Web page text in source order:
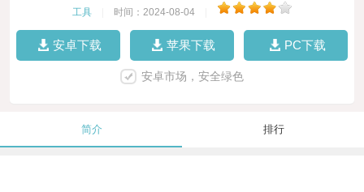
工具 时间：2024-08-04
安卓下载 苹果下载 PC下载
安卓市场，安全绿色
简介 排行